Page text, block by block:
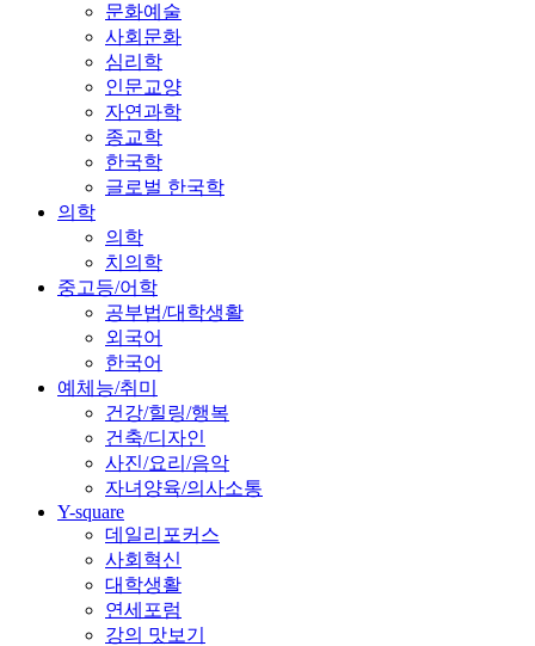
문화예술
사회문화
심리학
인문교양
자연과학
종교학
한국학
글로벌 한국학
의학
의학
치의학
중고등/어학
공부법/대학생활
외국어
한국어
예체능/취미
건강/힐링/행복
건축/디자인
사진/요리/음악
자녀양육/의사소통
Y-square
데일리포커스
사회혁신
대학생활
연세포럼
강의 맛보기